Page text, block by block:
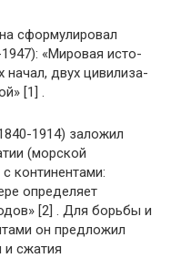
сформулировал
«Мировая исто­
начал, двух цивилиза­
[1] .
1914) заложил
(морской
континентами:
определяет
[2] . Для борьбы и
он предложил
сжатия